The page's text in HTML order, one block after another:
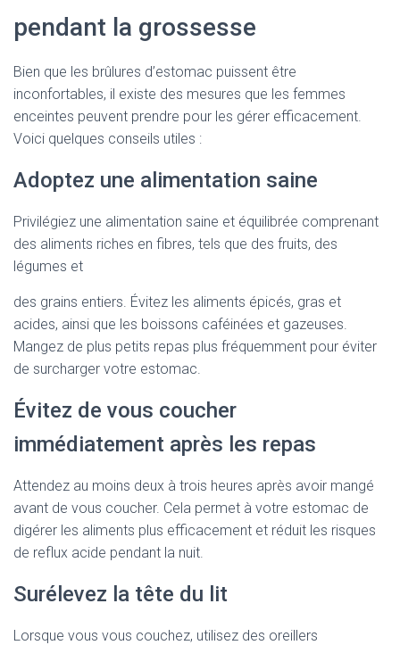
pendant la grossesse
Bien que les brûlures d’estomac puissent être
inconfortables, il existe des mesures que les femmes
enceintes peuvent prendre pour les gérer efficacement.
Voici quelques conseils utiles :
Adoptez une alimentation saine
Privilégiez une alimentation saine et équilibrée comprenant
des aliments riches en fibres, tels que des fruits, des
légumes et
des grains entiers. Évitez les aliments épicés, gras et
acides, ainsi que les boissons caféinées et gazeuses.
Mangez de plus petits repas plus fréquemment pour éviter
de surcharger votre estomac.
Évitez de vous coucher
immédiatement après les repas
Attendez au moins deux à trois heures après avoir mangé
avant de vous coucher. Cela permet à votre estomac de
digérer les aliments plus efficacement et réduit les risques
de reflux acide pendant la nuit.
Surélevez la tête du lit
Lorsque vous vous couchez, utilisez des oreillers